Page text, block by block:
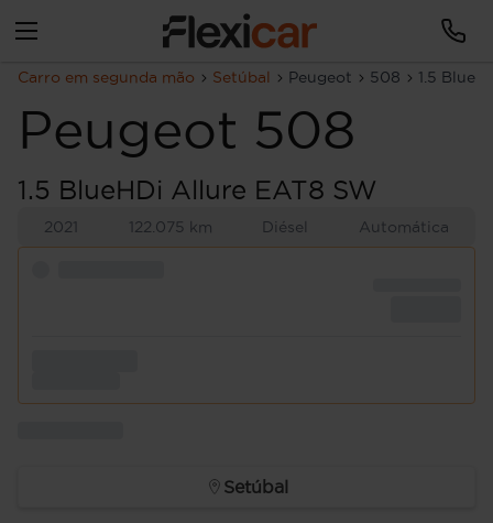
Carro em segunda mão Setúbal Peugeot 508 1.5
Peugeot 508
1.5 BlueHDi Allure EAT8 SW
2021 122.075 km Diésel Automática
Setúbal